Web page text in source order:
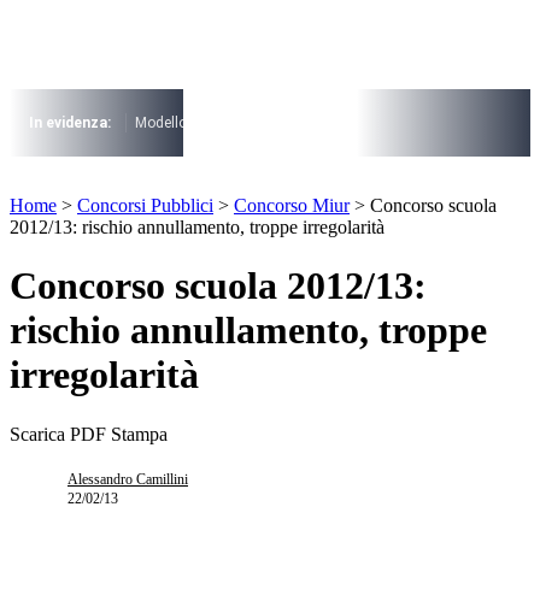
I più cercati
Lorem ipsum dolor sit amet consectetur
Lorem ipsum dolor sit amet consectetur
In evidenza: Modello 730
Lorem ipsum dolor sit amet consectetur
Home > Concorsi Pubblici > Concorso Miur> Concorso scuola
2012/13: rischio annullamento, troppe irregolarità
Concorso scuola 2012/13:
rischio annullamento, troppe
irregolarità
Scarica PDF Stampa
Alessandro Camillini
22/02/13